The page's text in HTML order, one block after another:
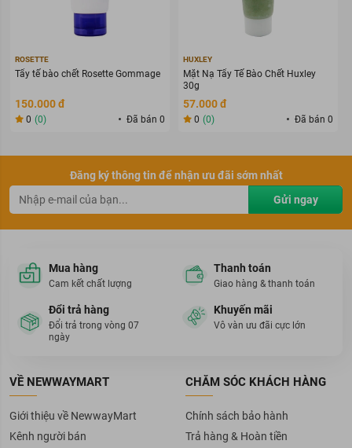
ROSETTE
Tẩy tế bào chết Rosette Gommage
150.000 đ
0 (0) Đã bán 0
HUXLEY
Mặt Nạ Tẩy Tế Bào Chết Huxley
30g
57.000 đ
0 (0) Đã bán 0
Đăng ký thông tin để nhận ưu đãi sớm nhất
Gửi ngay
Mua hàng
Cam kết chất lượng
Thanh toán
Giao hàng & thanh toán
Đổi trả hàng
Đổi trả trong vòng 07
ngày
Khuyến mãi
Vô vàn ưu đãi cực lớn
VỀ NEWWAYMART
Giới thiệu về NewwayMart
Kênh người bán
CHĂM SÓC KHÁCH HÀNG
Chính sách bảo hành
Trả hàng & Hoàn tiền